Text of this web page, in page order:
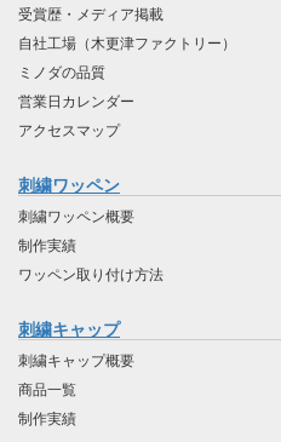
受賞歴・メディア掲載
自社工場（木更津ファクトリー）
ミノダの品質
営業日カレンダー
アクセスマップ
刺繍ワッペン
刺繍ワッペン概要
制作実績
ワッペン取り付け方法
刺繍キャップ
刺繍キャップ概要
商品一覧
制作実績